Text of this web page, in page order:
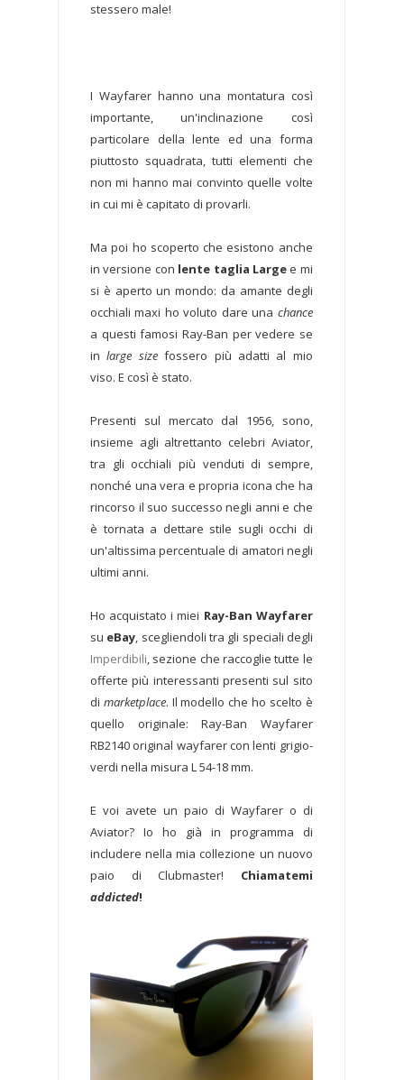
stessero male!
I Wayfarer hanno una montatura così
importante, un'inclinazione così
particolare della lente ed una forma
piuttosto squadrata, tutti elementi che
non mi hanno mai convinto quelle volte
in cui mi è capitato di provarli.
Ma poi ho scoperto che esistono anche
in versione con lente taglia Large e mi
si è aperto un mondo: da amante degli
occhiali maxi ho voluto dare una chance
a questi famosi Ray-Ban per vedere se
inlarge sizefossero più adatti al mio
viso. E così è stato.
Presenti sul mercato dal 1956, sono,
insieme agli altrettanto celebri Aviator,
tra gli occhiali più venduti di sempre,
nonché una vera e propria icona che ha
rincorso il suo successo negli anni e che
è tornata a dettare stile sugli occhi di
un'altissima percentuale di amatori negli
ultimi anni.
Ho acquistato i miei Ray-Ban Wayfarer
su eBay, scegliendoli tra gli speciali degli
Imperdibili, sezione che raccoglie tutte le
offerte più interessanti presenti sul sito
di marketplace. Il modello che ho scelto è
quello originale: Ray-Ban Wayfarer
RB2140 original wayfarer con lenti grigio-
verdi nella misura L 54-18 mm.
E voi avete un paio di Wayfarer o di
Aviator? Io ho già in programma di
includere nella mia collezione un nuovo
paio di Clubmaster! Chiamatemi
addicted!